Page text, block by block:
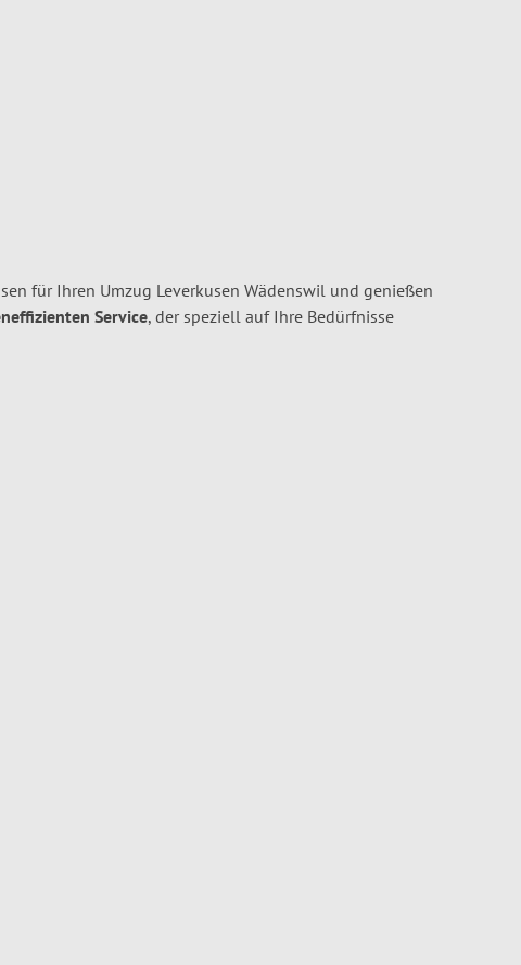
für Ihren Umzug Leverkusen Wädenswil und genießen
Service, der speziell auf Ihre Bedürfnisse